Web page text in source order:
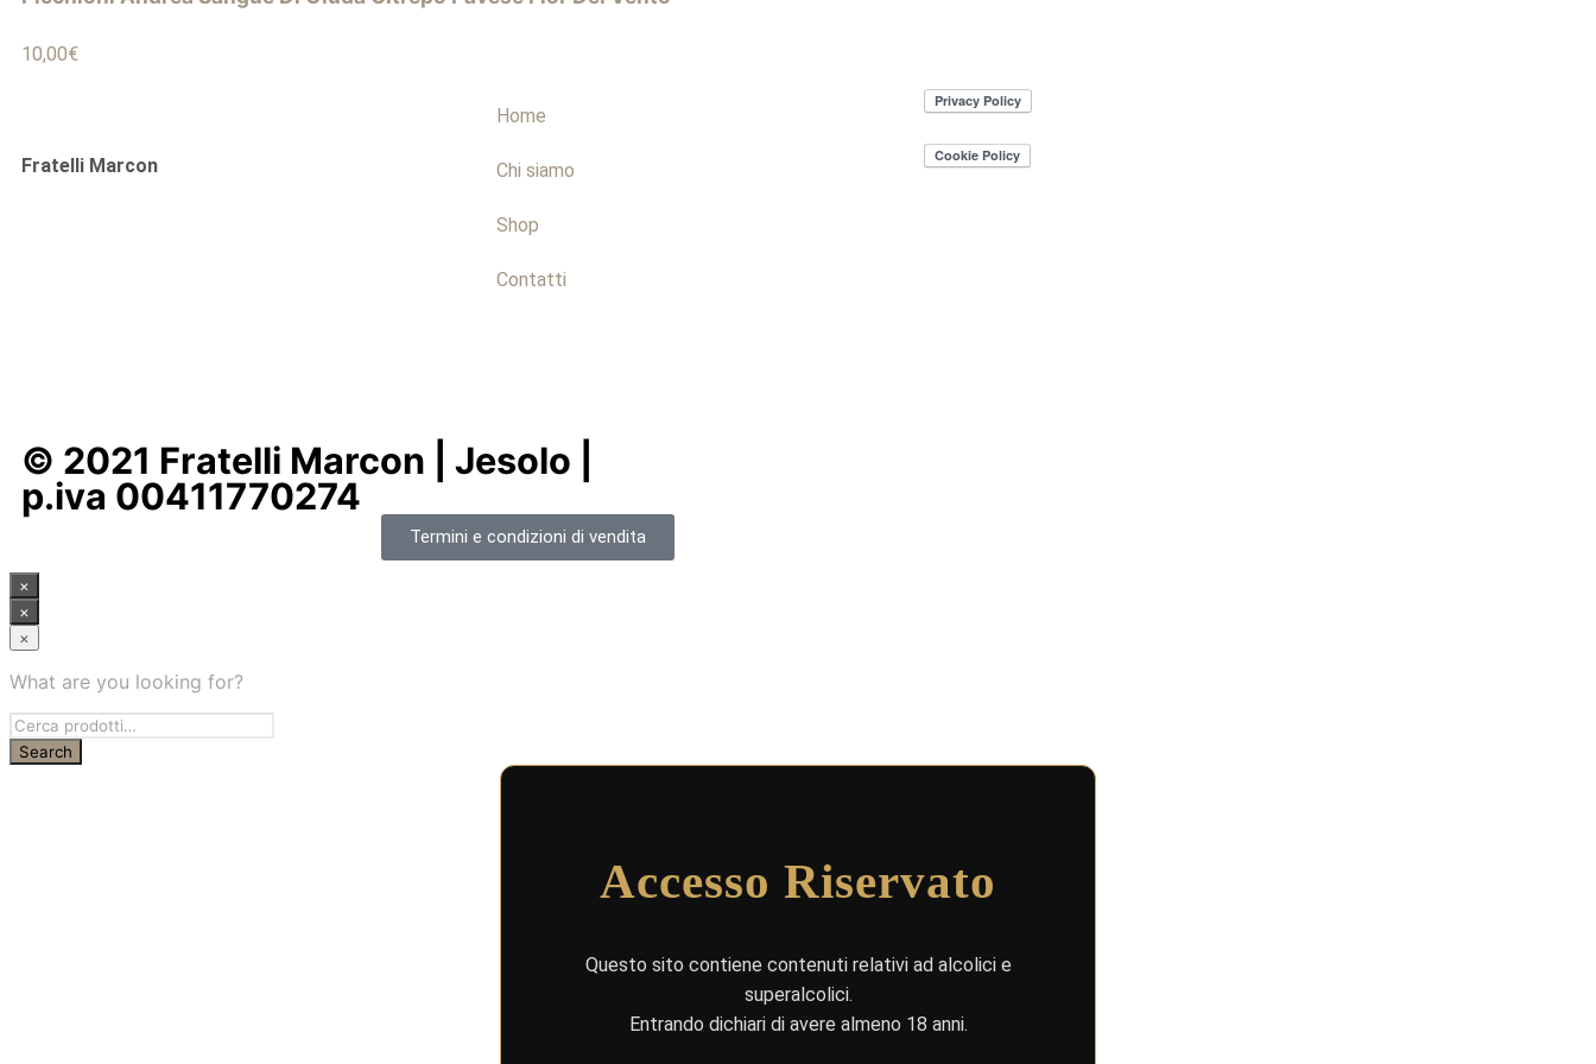
10,00€
Fratelli Marcon
Home
Chi siamo
Shop
Contatti
© 2021 Fratelli Marcon | Jesolo |
p.iva 00411770274
Termini e condizioni di vendita
×
×
×
What are you looking for?
Accesso Riservato
Questo sito contiene contenuti relativi ad alcolici e
superalcolici.
Entrando dichiari di avere almeno 18 anni.